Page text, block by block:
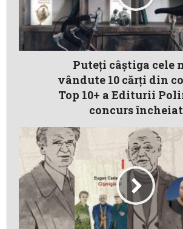
Puteţi câştiga cele
vândute 10 cărţi din
Top 10+ a Editurii
concurs încheiat